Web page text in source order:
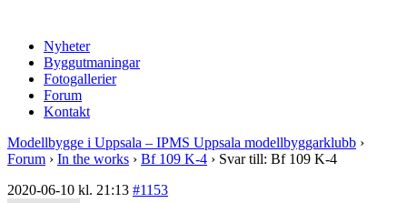
Nyheter
Byggutmaningar
Fotogallerier
Forum
Kontakt
Modellbygge i Uppsala – IPMS Uppsala modellbyggarklubb ›
Forum › In the works › Bf 109 K-4 › Svar till: Bf 109 K-4
2020-06-10 kl. 21:13 #1153